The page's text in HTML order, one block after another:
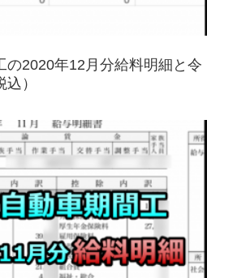
の2020年12月分給料明細と令
）